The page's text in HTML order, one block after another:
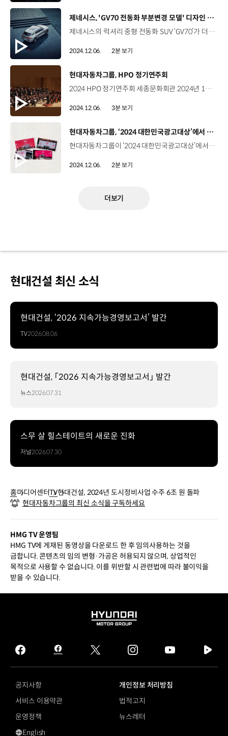
[동영상]
제네시스, 'GV70 전동화 부분변경 모델' 디자인 공개
제네시스의 럭셔리 중형 전동화 SUV ‘GV70’가 더욱 고급스러워진 내 ∙ 외장 디자인으로 돌아왔습니다. ‘GV70 전동화 부분변경 모델’은 역동적이면서도 우아한 기존 디자인에 디테일을 더해 완성도를 높였는데요. 전면부에는 전용 G-매트릭스 크레스트 그릴과 MLA 기술을 적용한 두 줄 헤드램프를 구현했고, 후면부는 방향지시등 위치를 범퍼에서 리어 콤비램프로 올려 시인성을 높이고, 제네시스만의 두 줄 콘셉트도 적용해 전면과 후면의 통일성을 확보했습니다. ‘GV70 전동화 부분변경 모델’의 실내는 27인치 통합형 와이드 디스플레이와 터치 타입 공조 조작계, 신규 무드램프가 탑재돼 하이테크한 느낌과 함께 고급감도 한층 강화했습니다. 제네시스는 내년 1분기 중 GV70 전동화 부분변경 모델을 본격 출시할 계획입니다.
2024.12.06. 2분 보기
[동영상]
현대자동차그룹, HPO 정기연주회
2024 HPO 정기연주회 세종문화회관 2024년 12월 1일 주요 계열사 임직원으로 구성된 현대자동차그룹 필하모닉 오케스트라 ‘HPO’ 클래식을 통한 그룹 내 문화예술 가치 전파 사회공헌 활동 HPO의 2024 캐치프레이즈 ‘같이 만드는 가치의 시작’ 따로, 또 같이 단 한 번의 연주회를 위한 1년의 준비 올 한해 펼친 다양한 활동의 피날레 HPO 정기연주회 노미림 HPO 악장 / 현대자동차·기아 자율주행시스템개발팀 연구원저희가 직장인이다 보니까 퇴근하고 연습하기가 굉장히 힘들었는데요. SNS에 서로 연습 영상을 공유하면서 서로에게 자극을 받으면서 연습을 진행했습니다. 정성록 HPO 단장 / 현대자동차·기아 MLV소음진동시험팀 연구원올해는 특히 HPO가 15주년을 맞이하는 해로서 ‘개인의 도전이 모여 완성된 모두의 도약’이라는 캐치프레이즈를 삼아 연초부터 단원들이 열심히 준비를 해왔습니다. 도전과 도약에 대한 메시지가 꼭 전달 되었길 바랍니다. 임직원 일반인세종문화회관 대극장을 채운 3천여 명의 관객 총 3곡으로 전한 같이 만드는 가치 -연주 라이브경기병 서곡_주페 - 연주 라이브환상 교향곡_베를리오즈 - 연주 라이브바이올린 협주곡 라장조_차이코프스키 한국을 대표하는 바이올리니스트 한수진과의 협연 김혜정 / 관객프로가 아님에도 불구하고 이렇게 감동적인 연주를 들을 수 있어서 감사했습니다. 양시연 / 관객연말에 가족들이랑 뜻깊은 추억 남길 수 있어서 의미 있는 시간이었던 것 같습니다. 노명현 / 관객 앞으로도 더욱더 많은 문화에 공헌해 주시면 감사하겠습니다. 연말을 따뜻하게 채운 HPO의 하모니 “음악으로 하나된 HPO의 소리가 사회의 큰 울림이 되길”
2024.12.06. 3분 보기
[동영상]
현대자동차그룹, ‘2024 대한민국광고대상’에서 8개 상 수상
현대자동차그룹이 ‘2024 대한민국광고대상’에서 총 8개의 상을 수상했습니다. 올해로 31회째를 맞은 대한민국광고대상은 한국광고총연합회가 주관하는 국내 최고 권위의 상인데요. 현대자동차와 이노션, 배우 손석구가 공동제작한 단편 영화 ‘밤낚시’는 이번 시상식에서 필름 크래프트 부문과 PR부문에서 대상을, 브랜디드 콘텐츠 부문에서 금상을 수상하며 3관왕을 달성했습니다. ‘밤낚시'는 브랜디드 콘텐츠임에도 '아이오닉 5’가 한 번도 온전한 모습을 드러내지 않는 구성, 차량 내장 카메라로 촬영한 독특한 제작 방식, 러닝타임 10분 내외의 스낵무비 장르 도입 등의 혁신적인 시도로, 이미 판타지아 국제 영화제 등 해외 유수의 영화제에서 주목을 받아왔습니다. 이 밖에도 캐스퍼 일렉트릭의 독보적 캐릭터와 상품성을 부각시킨 ‘캐스퍼 일렉트릭 론칭’ 광고가 TV영상 부문에서 금상을 수상했고, 반려견을 위한 새로운 이동수단을 소개한 ‘현대 2024 도그빌리티(Dogbility)’로 소셜 커뮤니케이션 부문 동상, 현장 소방관들의 쾌적한 휴식을 위한 소방관 회복지원 수소전기버스 캠페인 영상 ‘사륙, 사칠’이 온라인 영상 부문에서 은상을 수상했습니다. 또한, 보행 재활 로봇 ‘엑스블 멕스(X-ble MEX)’를 통해 부상 군인들의 재활을 돕는 캠페인 영상 ‘10M 행군’은 PR부문 은상, ‘GV70 페이스리프트 론칭 필름’은 해외집행광고 특별상을 수상했습니다. 한편, 이노션은 대상 4개와 금상 6개, 은상 2개 등 총 14개 본상을 수상하며 국내 광고회사 중 ‘최다 최고상’ 수상을 기록했습니다.
2024.12.06. 2분 보기
더보기
현대건설 최신 소식
현대건설, ‘2026 지속가능경영보고서’ 발간
TV2026.08.06
현대건설, 「2026 지속가능경영보고서」 발간
뉴스2026.07.31
스무 살 힐스테이트의 새로운 진화
저널2026.07.30
홈미디어센터TV현대건설, 2024년 도시정비사업 수주 6조 원 돌파
현대자동차그룹의 최신 소식을 구독하세요
HMG TV 운영팀
HMG TV에 게재된 동영상을 다운로드 한 후 임의사용하는 것을
금합니다. 콘텐츠의 임의 변형·가공은 허용되지 않으며, 상업적인
목적으로 사용할 수 없습니다. 이를 위반할 시 관련법에 따라 불이익을
받을 수 있습니다.
HYUNDAI
GROUP
facebook
hmg
journal
twitter instagram
tv
공지사항
개인정보 처리방침
서비스 이용약관
법적고지
운영정책
뉴스레터
English